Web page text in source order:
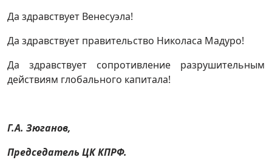
Да здравствует Венесуэла!
Да здравствует правительство Николаса Мадуро!
Да здравствует сопротивление разрушительным
действиям глобального капитала!
Г.А. Зюганов,
Председатель ЦК КПРФ.